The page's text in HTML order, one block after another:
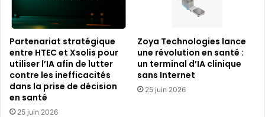
Partenariat stratégique
entre HTEC et Xsolis pour
utiliser l’IA afin de lutter
contre les inefficacités
dans la prise de décision
en santé
25 juin 2026
Zoya Technologies lance
une révolution en santé :
un terminal d’IA clinique
sans Internet
25 juin 2026